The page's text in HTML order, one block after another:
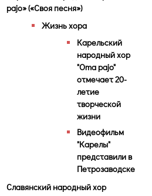
pajo» («Своя песня»)
Жизнь хора
Карельский
народный хор
"Oma pajo"
отмечает 20-
летие
творческой
жизни
Видеофильм
"Карелы"
представили в
Петрозаводске
Славянский народный хор